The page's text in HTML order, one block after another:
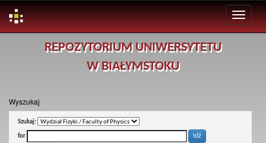
REPOZYTORIUM UNIWERSYTETU
W BIAŁYMSTOKU
Wyszukaj
Szukaj:
for